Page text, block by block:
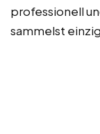
professionell
sammelst